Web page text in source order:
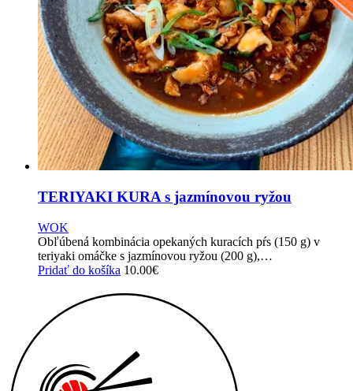
TERIYAKI KURA s jazmínovou ryžou
WOK
Obľúbená kombinácia opekaných kuracích pŕs (150 g) v
teriyaki omáčke s jazmínovou ryžou (200 g),…
Pridať do košíka 10.00€